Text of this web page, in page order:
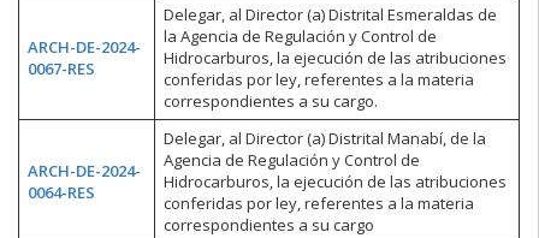
ARCH-DE-2024-
0067-RES
Delegar, al Director (a) Distrital Esmeraldas de
la Agencia de Regulación y Control de
Hidrocarburos, la ejecución de las atribuciones
conferidas por ley, referentes a la materia
correspondientes a su cargo.
ARCH-DE-2024-
0064-RES
Delegar, al Director (a) Distrital Manabí, de la
Agencia de Regulación y Control de
Hidrocarburos, la ejecución de las atribuciones
conferidas por ley, referentes a la materia
correspondientes a su cargo